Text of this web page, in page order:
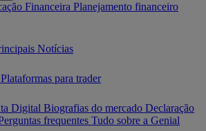
Financeira Planejamento financeiro
Notícias
Plataformas para trader
Digital Biografias do mercado Declaração
frequentes Tudo sobre a Genial